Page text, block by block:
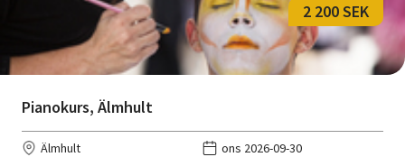
Pianokurs, Älmhult
2 200 SEK
Älmhult
ons 2026-09-30